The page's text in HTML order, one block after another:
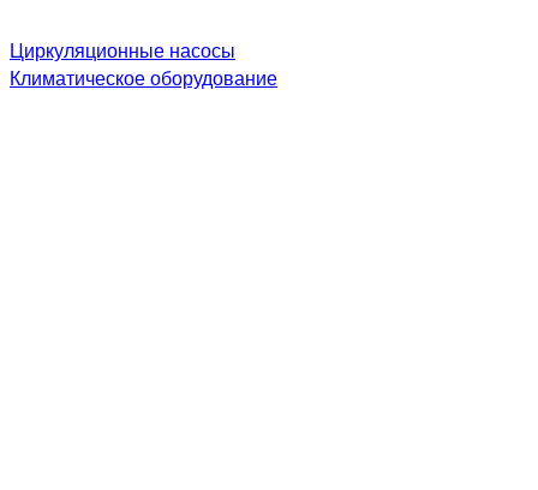
Циркуляционные насосы
Климатическое оборудование